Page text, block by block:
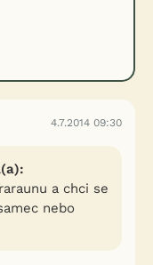
4.7.2014 09:30
a chci se
nebo